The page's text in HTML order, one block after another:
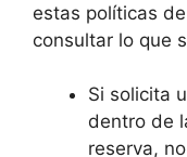
estas políticas
consultar lo que
Si solicita
dentro de
reserva,